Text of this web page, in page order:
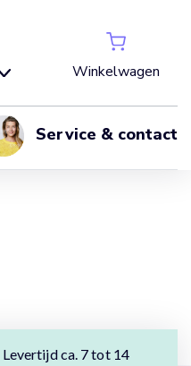
Winkelwagen
Service & contact
Levertijd ca. 7 tot 14